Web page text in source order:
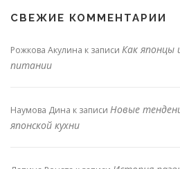
СВЕЖИЕ КОММЕНТАРИИ
Рожкова Акулина к записи Как японцы
питании
Наумова Дина к записи Новые
японской кухни